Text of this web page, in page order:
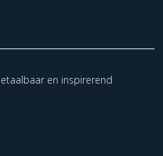
en inspirerend